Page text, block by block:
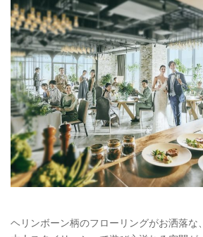
ヘリンボーン柄のフローリングがお洒落な、